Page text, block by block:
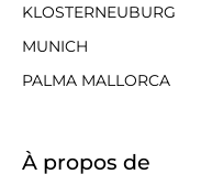
KLOSTERNEUBURG
MUNICH
PALMA MALLORCA
À propos de